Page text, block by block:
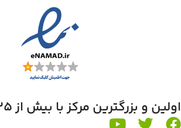
اولین و بزرگترین مرکز با بیش از 35 سال تجربه